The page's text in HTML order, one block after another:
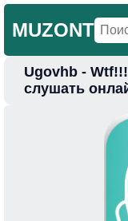
MUZONT
Главная
Ugovhb -
слушать